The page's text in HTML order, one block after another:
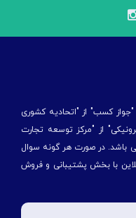
"جواز کسب" از "اتحادیه کشوری
از "مركز توسعه تجارت
باشد. در صورت هر گونه سوال
با بخش پشتیبانی و فروش